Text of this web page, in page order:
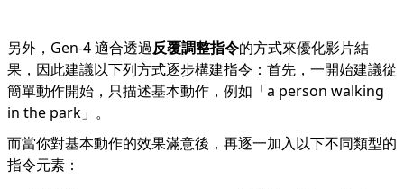
另外，Gen-4 適合透過反覆調整指令的方式來優化影片結
果，因此建議以下列方式逐步構建指令：首先，一開始建議從
簡單動作開始，只描述基本動作，例如「a person walking
in the park」。
而當你對基本動作的效果滿意後，再逐一加入以下不同類型的
指令元素：